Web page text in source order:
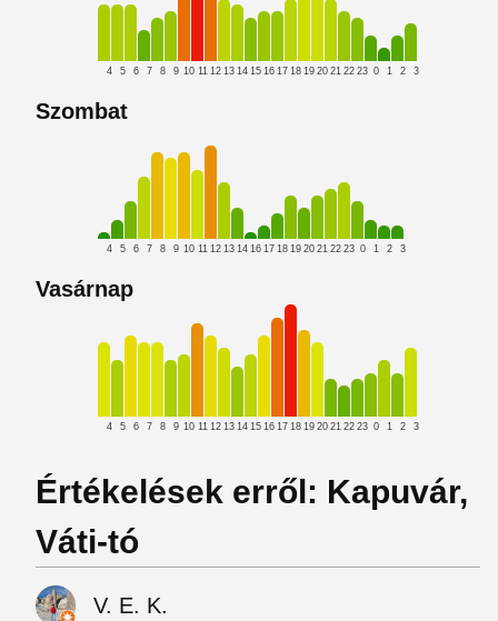
4 5 6 7 8 9 10 11 12 13 14 15 16 17 18 19 20 21 22 23 0 1 2 3
Szombat
4 5 6 7 8 9 10 11 12 13 14 16 17 18 19 20 21 22 23 0 1 2 3
Vasárnap
4 5 6 7 8 9 10 11 12 13 14 15 16 17 18 19 20 21 22 23 0 1 2 3
Értékelések erről: Kapuvár,
Váti-tó
V. E. K.